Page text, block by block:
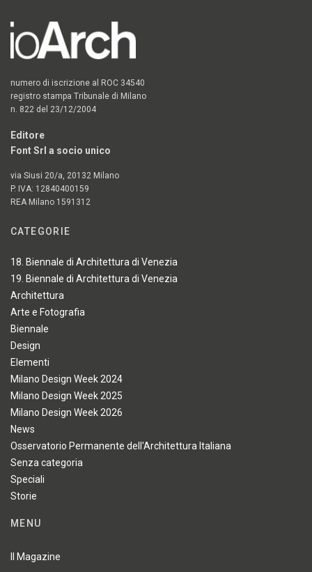
numero di iscrizione al ROC 34540
registro stampa Tribunale di Milano
n. 822 del 23/12/2004
Editore
Font Srl a socio unico
via Siusi 20/a, 20132 Milano
P. IVA: 12840400159
REA Milano 1591312
CATEGORIE
18. Biennale di Architettura di Venezia
19. Biennale di Architettura di Venezia
Architettura
Arte e Fotografia
Biennale
Design
Elementi
Milano Design Week 2024
Milano Design Week 2025
Milano Design Week 2026
News
Osservatorio Permanente dell'Architettura Italiana
Senza categoria
Speciali
Storie
MENU
Il Magazine